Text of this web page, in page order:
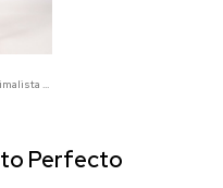
Vestido Midi Minimalista De Silueta Amplia
Perfecto